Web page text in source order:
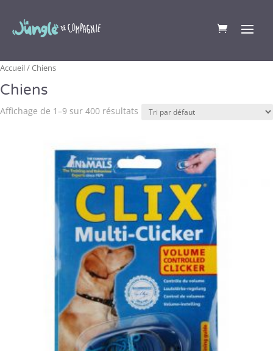
Accueil/ Chiens
Chiens
Affichage de 1–9 sur 400 résultats